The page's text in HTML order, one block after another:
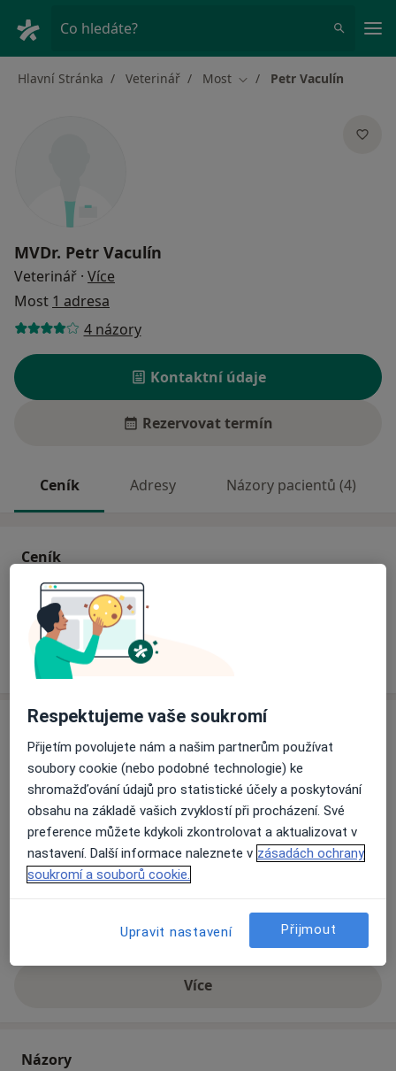
Co hledáte?
Hlavní Stránka Veterinář Most Změna města
Petr Vaculín
MVDr. Petr Vaculín
Veterinář · Více
Most 1 adresa
4 názory
Kontaktní údaje
Rezervovat termín
Ceník Adresy Názory pacientů (4)
Ceník
Informace o službách a cenách nejsou k dispozici
Tento specialista ještě nepřidával žádné informace o
Adresa
Ordinace
Jaroslava Seiferta 2117/50, Most43401
Přiblížit mapuse otevře v nové záložce
Co mám v takové situaci udělat?
Víceo adrese
Názory
Respektujeme vaše soukromí
Přijetím povolujete nám a našim partnerům používat
soubory cookie (nebo podobné technologie) ke
shromažďování údajů pro statistické účely a poskytování
obsahu na základě vašich zvyklostí při procházení. Své
preference můžete kdykoli zkontrolovat a aktualizovat v
nastavení. Další informace naleznete v zásadách ochrany
soukromí a souborů cookie.
Upravit nastavení Přijmout